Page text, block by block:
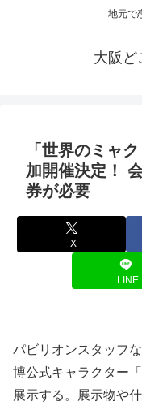
地元で
大阪ど
「世界のミャ
加開催決定！
券が必要
X
LINE
パビリオンスタッフ
博公式キャラクター
展示する。展示物や